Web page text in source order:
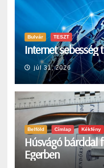
Bulvár TESZT
Internet sebesség
júl 31, 2026
Belföld Címlap Kékfény
Húsvágó bárddal
Egerben